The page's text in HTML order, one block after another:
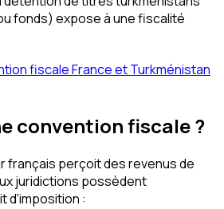
fonds) expose à une fiscalité
fiscale France et Turkménistan
convention fiscale ?
français perçoit des revenus de
juridictions possèdent
d'imposition :